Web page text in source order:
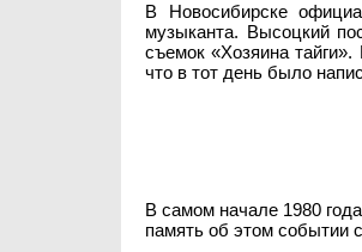
В Новосибирске
музыканта. Высоцкий
съемок «Хозяина
что в тот день было
В самом начале 1980
память об этом событии